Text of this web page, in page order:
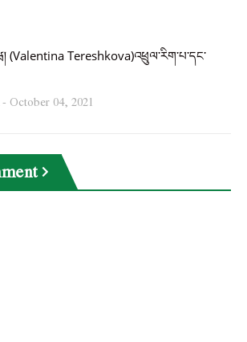
(Valentina Tereshkova)འཕྲུལ་རིག་པ་དང་
- October 04, 2021